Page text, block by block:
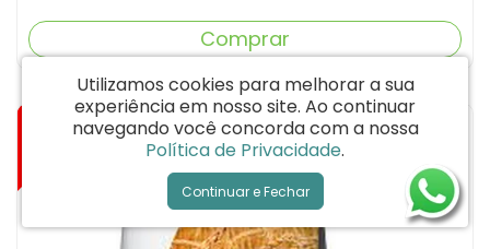
Comprar
Utilizamos cookies para melhorar a sua
experiência em nosso site. Ao continuar
navegando você concorda com a nossa
Política de Privacidade.
Continuar e Fechar